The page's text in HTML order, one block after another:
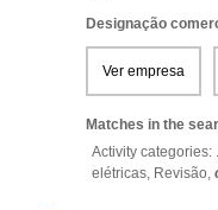
Designação
Ver empresa
Matches in the
Activity categories:
elétricas, Revisão,